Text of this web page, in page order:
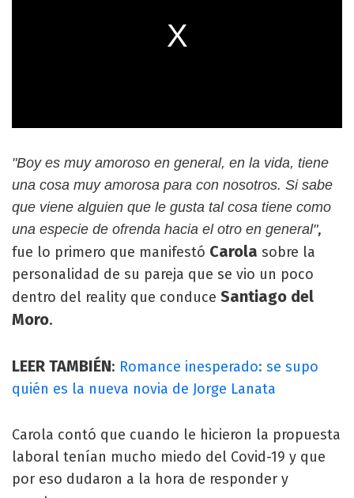
"Boy es muy amoroso en general, en la vida, tiene
una cosa muy amorosa para con nosotros. Si sabe
que viene alguien que le gusta tal cosa tiene como
una especie de ofrenda hacia el otro en general",
fue lo primero que manifestó Carola sobre la
personalidad de su pareja que se vio un poco
dentro del reality que conduce Santiago del
Moro.
LEER TAMBIÉN: Romance inesperado: se supo
quién es la nueva novia de Jorge Lanata
Carola contó que cuando le hicieron la propuesta
laboral tenían mucho miedo del Covid-19 y que
por eso dudaron a la hora de responder y